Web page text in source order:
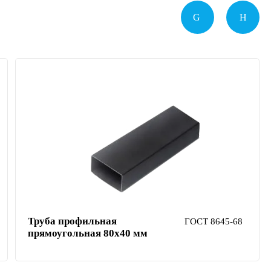
Труба профильная
прямоугольная 80х40 мм
ГОСТ 8645-68